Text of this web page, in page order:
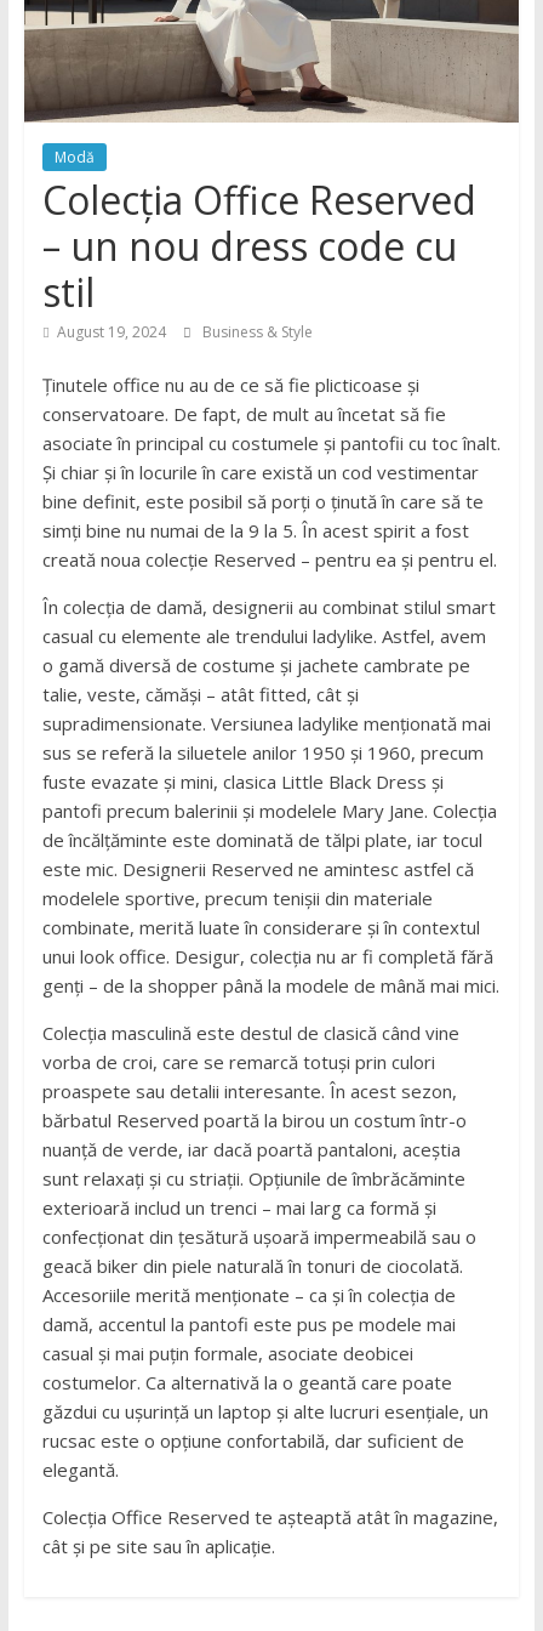
Modă
Colecția Office Reserved
– un nou dress code cu
stil
August 19, 2024 Business & Style
Ținutele office nu au de ce să fie plicticoase și
conservatoare. De fapt, de mult au încetat să fie
asociate în principal cu costumele și pantofii cu toc înalt.
Și chiar și în locurile în care există un cod vestimentar
bine definit, este posibil să porți o ținută în care să te
simți bine nu numai de la 9 la 5. În acest spirit a fost
creată noua colecție Reserved – pentru ea și pentru el.
În colecția de damă, designerii au combinat stilul smart
casual cu elemente ale trendului ladylike. Astfel, avem
o gamă diversă de costume și jachete cambrate pe
talie, veste, cămăși – atât fitted, cât și
supradimensionate. Versiunea ladylike menționată mai
sus se referă la siluetele anilor 1950 și 1960, precum
fuste evazate și mini, clasica Little Black Dress și
pantofi precum balerinii și modelele Mary Jane. Colecția
de încălțăminte este dominată de tălpi plate, iar tocul
este mic. Designerii Reserved ne amintesc astfel că
modelele sportive, precum tenișii din materiale
combinate, merită luate în considerare și în contextul
unui look office. Desigur, colecția nu ar fi completă fără
genți – de la shopper până la modele de mână mai mici.
Colecția masculină este destul de clasică când vine
vorba de croi, care se remarcă totuși prin culori
proaspete sau detalii interesante. În acest sezon,
bărbatul Reserved poartă la birou un costum într-o
nuanță de verde, iar dacă poartă pantaloni, aceștia
sunt relaxați și cu striații. Opțiunile de îmbrăcăminte
exterioară includ un trenci – mai larg ca formă și
confecționat din țesătură ușoară impermeabilă sau o
geacă biker din piele naturală în tonuri de ciocolată.
Accesoriile merită menționate – ca și în colecția de
damă, accentul la pantofi este pus pe modele mai
casual și mai puțin formale, asociate deobicei
costumelor. Ca alternativă la o geantă care poate
găzdui cu ușurință un laptop și alte lucruri esențiale, un
rucsac este o opțiune confortabilă, dar suficient de
elegantă.
Colecția Office Reserved te așteaptă atât în magazine,
cât și pe site sau în aplicație.